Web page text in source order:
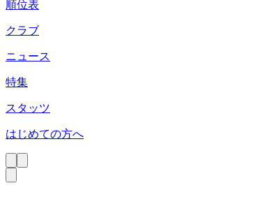
順位表
クラブ
ニュース
特集
スタッツ
はじめての方へ